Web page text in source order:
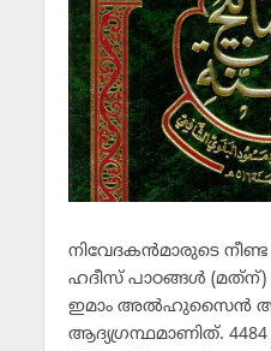
നിവേദകന്‍മാരുടെ നീണ്ട
ഹദീസ് പാഠങ്ങള്‍ (മത്‌ന്)
ഇമാം അല്‍ഹുസൈന്‍
ആദ്യഗ്രന്ഥമാണിത്.